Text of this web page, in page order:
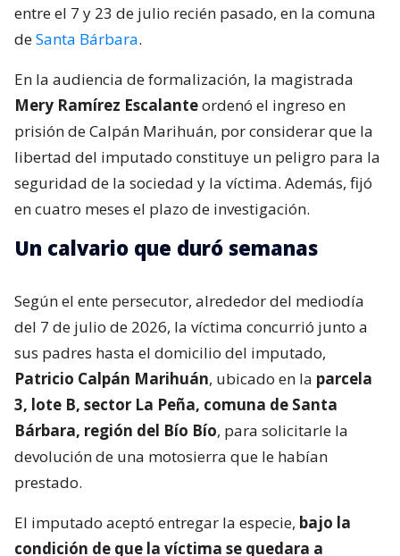
entre el 7 y 23 de julio recién pasado, en la comuna
deSanta Bárbara.
En la audiencia de formalización, la magistrada
Mery Ramírez Escalanteordenó el ingreso en
prisión de Calpán Marihuán, por considerar que la
libertad del imputado constituye un peligro para la
seguridad de la sociedad y la víctima. Además, fijó
en cuatro meses el plazo de investigación.
Un calvario que duró semanas
Según el ente persecutor, alrededor del mediodía
del 7 de julio de 2026, la víctima concurrió junto a
sus padres hasta el domicilio del imputado,
Patricio Calpán Marihuán, ubicado en la parcela
3, lote B, sector La Peña, comuna de Santa
Bárbara, región del Bío Bío, para solicitarle la
devolución de una motosierra que le habían
prestado.
El imputado aceptó entregar la especie, bajo la
condición de que la víctima se quedara a